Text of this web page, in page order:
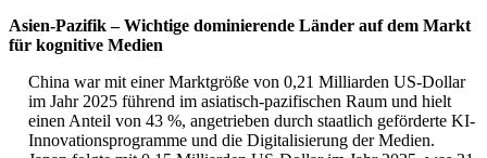
Asien-Pazifik – Wichtige dominierende Länder auf dem Markt
für kognitive Medien
China war mit einer Marktgröße von 0,21 Milliarden US-Dollar
im Jahr 2025 führend im asiatisch-pazifischen Raum und hielt
einen Anteil von 43 %, angetrieben durch staatlich geförderte KI-
Innovationsprogramme und die Digitalisierung der Medien.